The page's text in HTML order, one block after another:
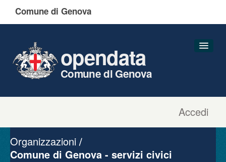
Comune di Genova
Accedi
opendata
Comune di Genova
Gruppi
Organizzazioni
Comune di Genova - servizi civici